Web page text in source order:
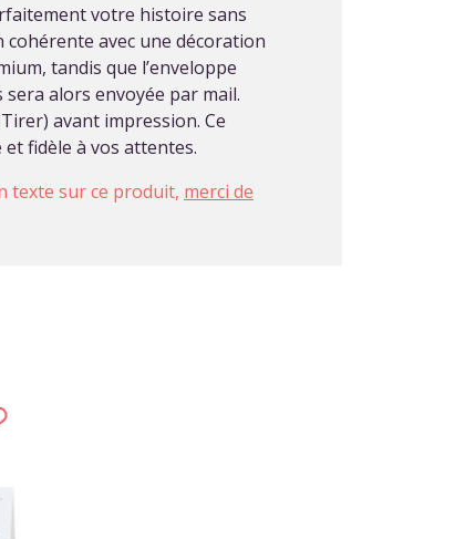
votre histoire sans
avec une décoration
tandis que l’enveloppe
alors envoyée par mail.
avant impression. Ce
fidèle à vos attentes.
texte sur ce produit, merci de